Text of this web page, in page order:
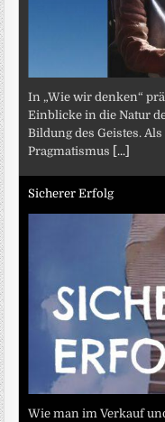
In „Wie wir denken“
Einblicke in die Natur
Bildung des Geistes.
Pragmatismus [...]
Sicherer Erfolg
Wie man im Verkauf